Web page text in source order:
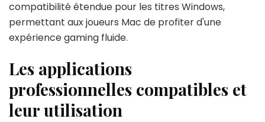
compatibilité étendue pour les titres Windows,
permettant aux joueurs Mac de profiter d'une
expérience gaming fluide.
Les applications
professionnelles compatibles et
leur utilisation